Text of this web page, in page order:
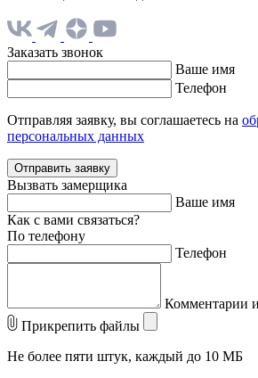
Заказать звонок
Ваше имя
Телефон
Отправляя заявку, вы соглашаетесь на
персональных данных
Отправить заявку
Вызвать замерщика
Ваше имя
Как с вами связаться?
По телефону
Телефон
Комментарии
Прикрепить файлы
Не более пяти штук, каждый до 10 МБ